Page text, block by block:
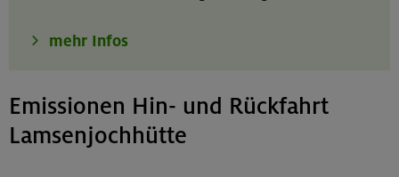
mehr Infos
Emissionen Hin- und Rückfahrt
Lamsenjochhütte